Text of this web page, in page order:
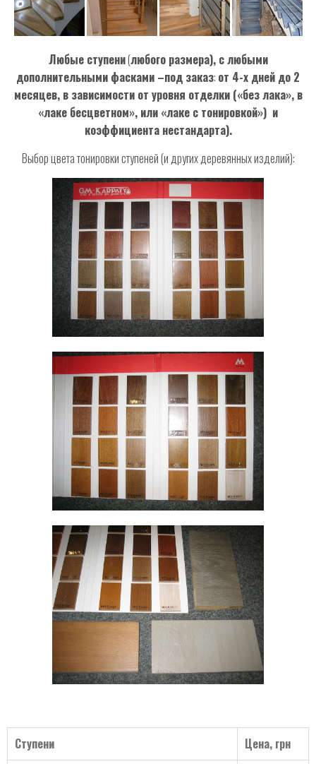
Любые ступени(любого размера), с любыми
дополнительными фасками –под заказ: от 4-х дней до 2
месяцев, в зависимости от уровня отделки («без лака», в
«лаке бесцветном», или «лаке с тонировкой») и
коэффициента нестандарта).
Выбор цвета тонировки ступеней (и других деревянных изделий):
Ступени Цена, грн